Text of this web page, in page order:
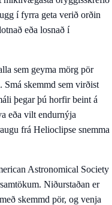
í fyrra geta verið orðin
eða losnað í
sem geyma mörg pör
Smá skemmd sem virðist
þegar þú horfir beint á
eða vilt endurnýja
frá Helioclipse snemma
Astronomical Society
Niðurstaðan er
skemmd pör, og venja